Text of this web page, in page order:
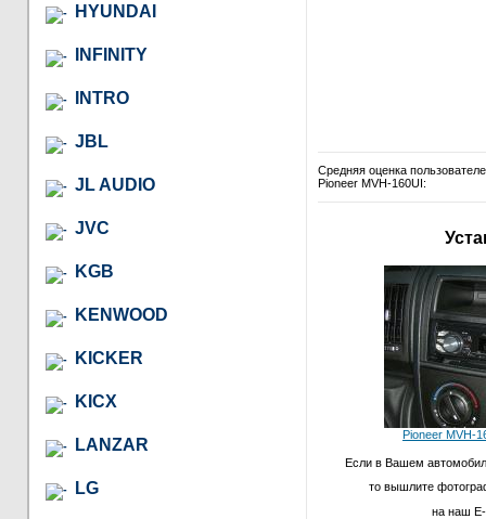
HYUNDAI
INFINITY
INTRO
JBL
JL AUDIO
JVC
KGB
KENWOOD
KICKER
KICX
LANZAR
LG
Средняя оценка
Pioneer MVH-160UI:
Pioneer MVH-
Если в Вашем
то вышлите
на наш